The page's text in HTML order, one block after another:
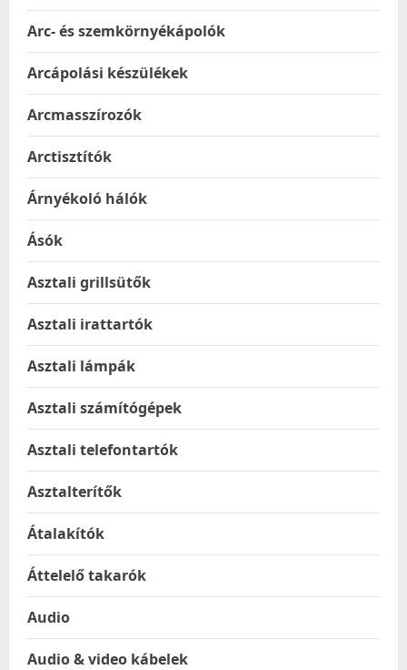
Arc- és szemkörnyékápolók
Arcápolási készülékek
Arcmasszírozók
Arctisztítók
Árnyékoló hálók
Ásók
Asztali grillsütők
Asztali irattartók
Asztali lámpák
Asztali számítógépek
Asztali telefontartók
Asztalterítők
Átalakítók
Áttelelő takarók
Audio
Audio & video kábelek